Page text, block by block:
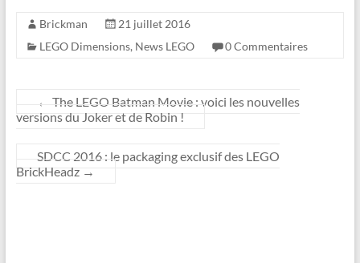
Brickman
21 juillet 2016
LEGO Dimensions, News LEGO 0 Commentaires
←
The LEGO Batman Movie : voici les nouvelles
versions du Joker et de Robin !
SDCC 2016 : le packaging exclusif des LEGO
BrickHeadz →